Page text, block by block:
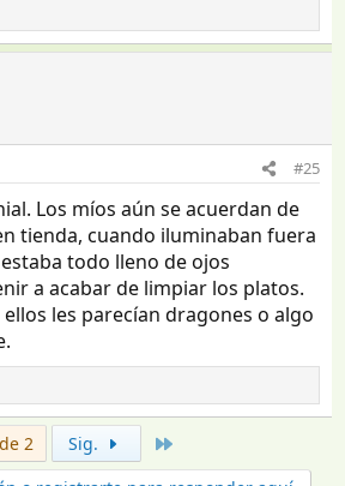
#25
Los míos aún se acuerdan de
tienda, cuando iluminaban fuera
todo lleno de ojos
a acabar de limpiar los platos.
les parecían dragones o algo
2 Sig.